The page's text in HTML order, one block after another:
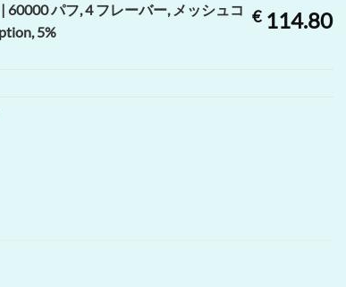
60000 パフ, 4 フレーバー, メッシュコ
5%
€114.80